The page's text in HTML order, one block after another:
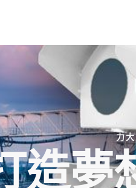
力
造夢